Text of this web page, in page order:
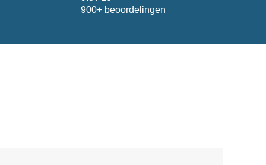
900+ beoordelingen